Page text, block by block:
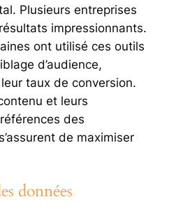
Plusieurs entreprises
impressionnants.
ont utilisé ces outils
d’audience,
taux de conversion.
et leurs
des
de maximiser
données